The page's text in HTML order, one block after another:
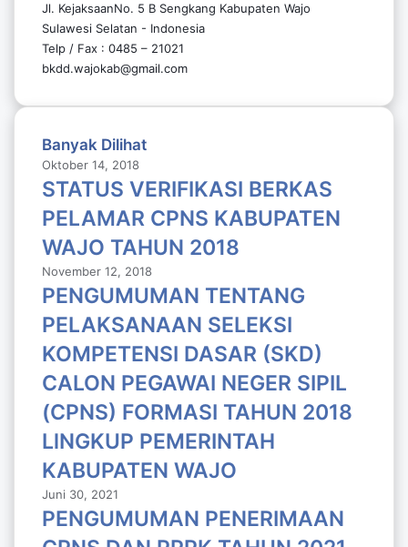
Jl. KejaksaanNo. 5 B Sengkang Kabupaten Wajo
Sulawesi Selatan - Indonesia
Telp / Fax : 0485 – 21021
bkdd.wajokab@gmail.com
Banyak Dilihat
Oktober 14, 2018
STATUS VERIFIKASI BERKAS
PELAMAR CPNS KABUPATEN
WAJO TAHUN 2018
November 12, 2018
PENGUMUMAN TENTANG
PELAKSANAAN SELEKSI
KOMPETENSI DASAR (SKD)
CALON PEGAWAI NEGER SIPIL
(CPNS) FORMASI TAHUN 2018
LlNGKUP PEMERINTAH
KABUPATEN WAJO
Juni 30, 2021
PENGUMUMAN PENERIMAAN